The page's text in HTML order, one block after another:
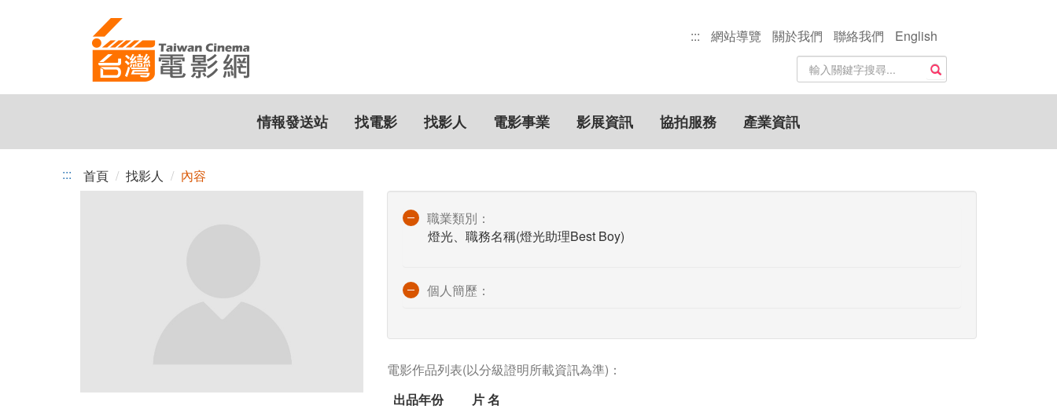
::: 網站導覽 關於我們 聯絡我們
English
站
內
搜
尋
關
鍵
搜尋
情報發送站 找電影 找影人 電影事業 影展資訊 協拍服務 產業資訊
::: 首頁 找影人 內容
職業類別：
燈光、職務名稱(燈光助理Best Boy)
個人簡歷：
電影作品列表(以分級證明所載資訊為準)：
出品年份
片 名